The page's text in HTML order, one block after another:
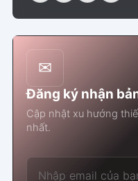
✉
Đăng ký nhận
Cập nhật xu hướng
nhất.
Email của bạn